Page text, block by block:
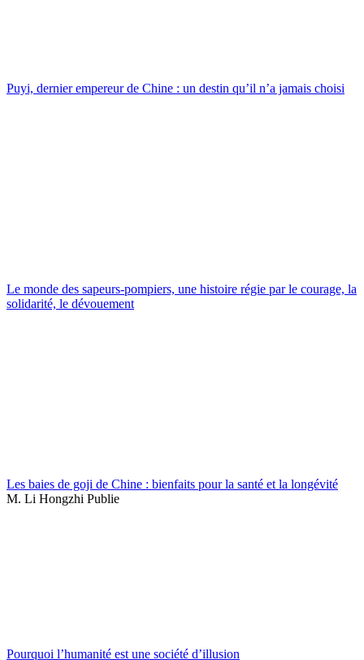
Puyi, dernier empereur de Chine : un destin qu’il n’a jamais choisi
Le monde des sapeurs-pompiers, une histoire régie par le courage, la
solidarité, le dévouement
Les baies de goji de Chine : bienfaits pour la santé et la longévité
M. Li Hongzhi Publie
Pourquoi l’humanité est une société d’illusion